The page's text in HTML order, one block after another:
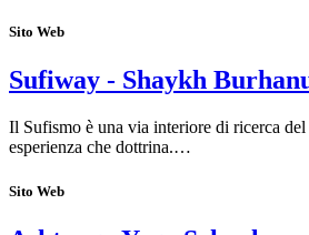
Sito Web
Sufiway - Shaykh
Il Sufismo è una via interiore di ricerca
esperienza che dottrina.…
Sito Web